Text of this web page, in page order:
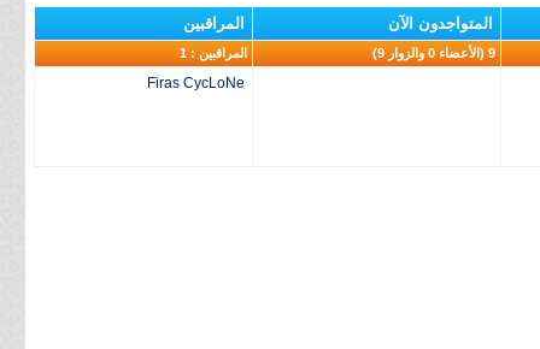
المتواجدون الآن المراقبين
9 (الأعضاء 0 والزوار 9) المراقبين : 1
Firas CycLoNe